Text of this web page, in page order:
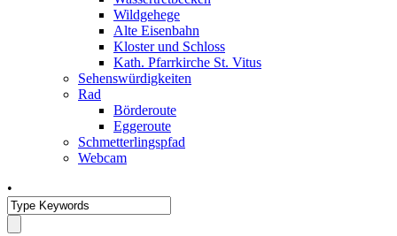
Wildgehege
Alte Eisenbahn
Kloster und Schloss
Kath. Pfarrkirche St. Vitus
Sehenswürdigkeiten
Rad
Börderoute
Eggeroute
Schmetterlingspfad
Webcam
•